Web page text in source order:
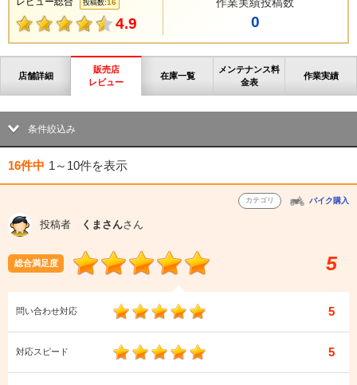
投稿数:16
4.9
作業実績投稿数
0
店舗詳細
販売店
レビュー
在庫一覧
メンテナンス料
金表
作業実績
条件絞込み
16件中 1～10件を表示
カテゴリ バイク購入
投稿者 くまさんさん
総合満足度 5
問い合わせ対応 5
対応スピード 5